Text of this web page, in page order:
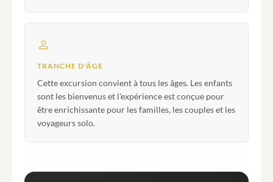
TRANCHE D'ÂGE
Cette excursion convient à tous les âges. Les enfants
sont les bienvenus et l'expérience est conçue pour
être enrichissante pour les familles, les couples et les
voyageurs solo.